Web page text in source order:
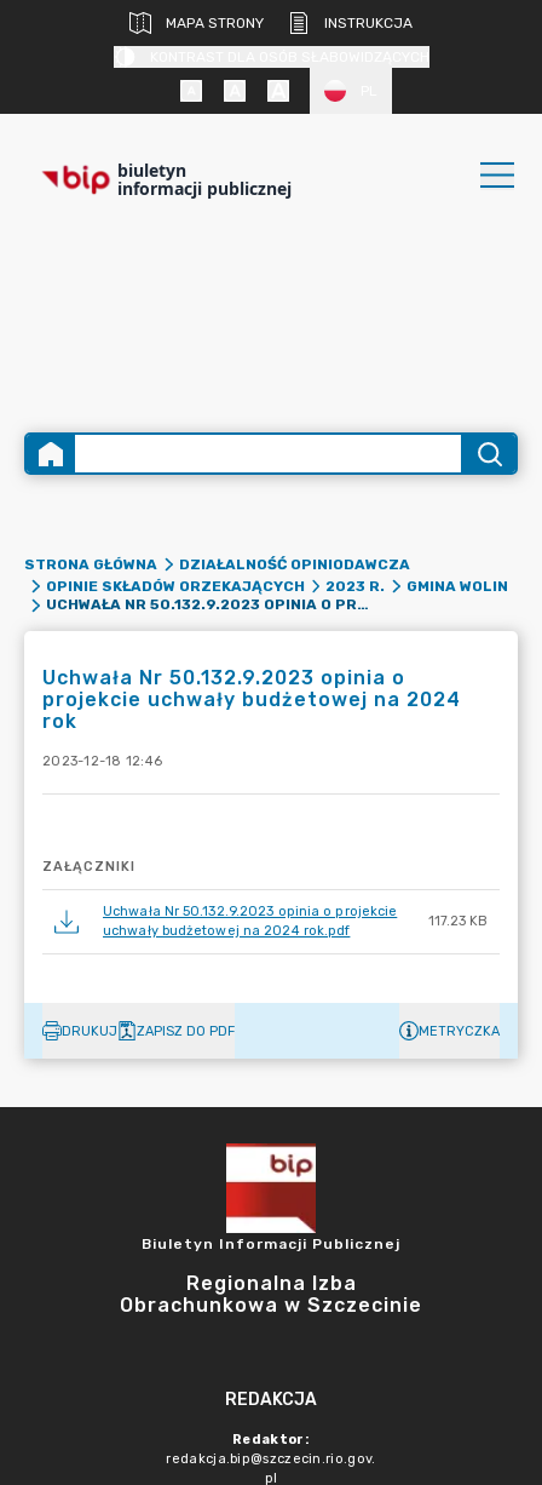
MAPA STRONY
INSTRUKCJA
biuletyn
informacji publicznej
STRONA GŁÓWNA
DZIAŁALNOŚĆ OPINIODAWCZA
OPINIE SKŁADÓW ORZEKAJĄCYCH
2023 R.
GMINA WOLIN
UCHWAŁA NR 50.132.9.2023 OPINIA O PROJEKCIE UCHWAŁY BUDŻETOWEJ NA 2024 ROK
Uchwała Nr 50.132.9.2023 opinia o
projekcie uchwały budżetowej na 2024
rok
2023-12-18 12:46
ZAŁĄCZNIKI
Uchwała Nr 50.132.9.2023 opinia o projekcie
uchwały budżetowej na 2024 rok.pdf
117.23 KB
DRUKUJ ZAPISZ DO PDF METRYCZKA
Biuletyn Informacji Publicznej
Regionalna Izba
Obrachunkowa w Szczecinie
REDAKCJA
Redaktor:
redakcja.bip@szczecin.rio.gov.
pl